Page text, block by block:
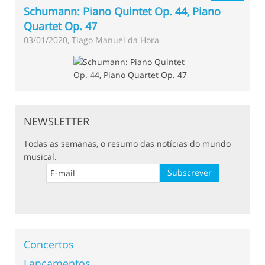
Schumann: Piano Quintet Op. 44, Piano
Quartet Op. 47
03/01/2020, Tiago Manuel da Hora
NEWSLETTER
Todas as semanas, o resumo das notícias do mundo
musical.
Concertos